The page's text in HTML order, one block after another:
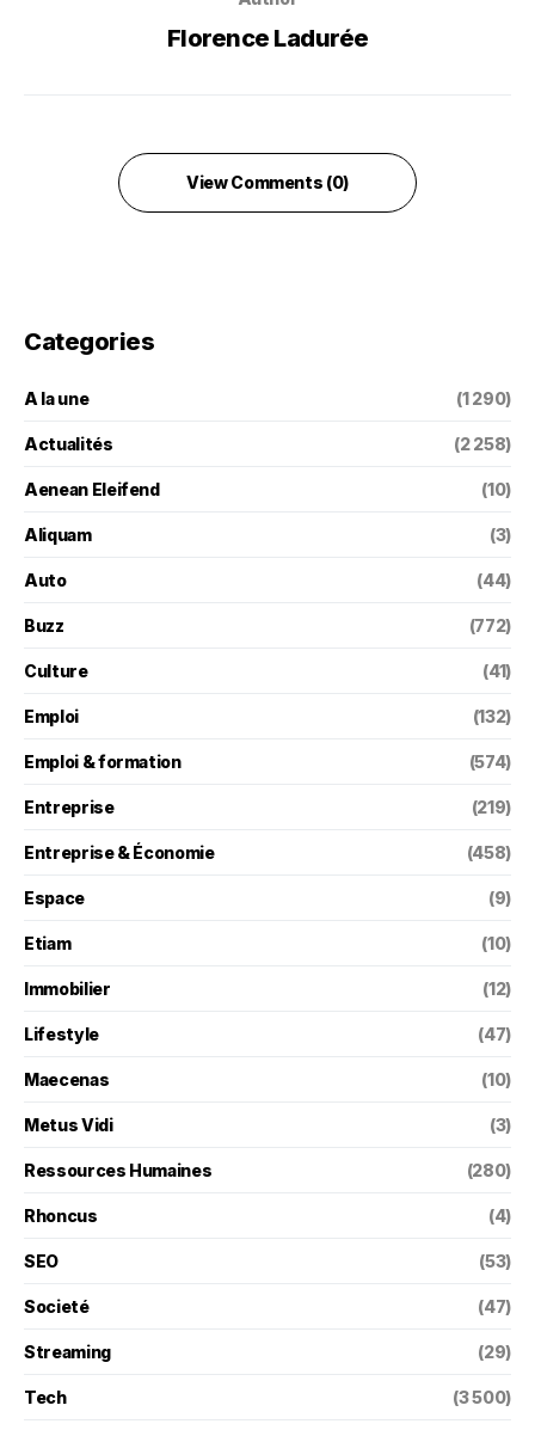
Florence Ladurée
View Comments (0)
Categories
A la une (1 290)
Actualités (2 258)
Aenean Eleifend (10)
Aliquam (3)
Auto (44)
Buzz (772)
Culture (41)
Emploi (132)
Emploi & formation (574)
Entreprise (219)
Entreprise & Économie (458)
Espace (9)
Etiam (10)
Immobilier (12)
Lifestyle (47)
Maecenas (10)
Metus Vidi (3)
Ressources Humaines (280)
Rhoncus (4)
SEO (53)
Societé (47)
Streaming (29)
Tech (3 500)